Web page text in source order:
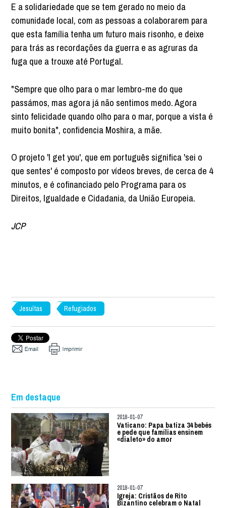
E a solidariedade que se tem gerado no meio da
comunidade local, com as pessoas a colaborarem para
que esta família tenha um futuro mais risonho, e deixe
para trás as recordações da guerra e as agruras da
fuga que a trouxe até Portugal.
"Sempre que olho para o mar lembro-me do que
passámos, mas agora já não sentimos medo. Agora
sinto felicidade quando olho para o mar, porque a vista é
muito bonita", confidencia Moshira, a mãe.
O projeto 'I get you', que em português significa 'sei o
que sentes' é composto por vídeos breves, de cerca de 4
minutos, e é cofinanciado pelo Programa para os
Direitos, Igualdade e Cidadania, da União Europeia.
JCP
Jesuítas Refugiados
Em destaque
2018-01-07
Vaticano: Papa batiza 34 bebés
e pede que famílias ensinem
«dialeto» do amor
2018-01-07
Igreja: Cristãos de Rito
Bizantino celebram o Natal